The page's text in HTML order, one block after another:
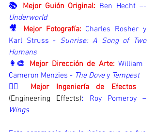
📚 Mejor Guión Original: Ben Hecht –-
Underworld
🎥 Mejor Fotografía: Charles Rosher y
Karl Struss - Sunrise: A Song of Two
Humans
👩‍🎨 Mejor Dirección de Arte: William
Cameron Menzies - The Dove y Tempest
👷‍♂️
Mejor Ingeniería de Efectos
(Engineering Effects):
Wings